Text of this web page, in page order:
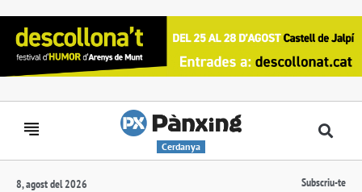
Cerdanya
8, agost del 2026 Subscriu-te